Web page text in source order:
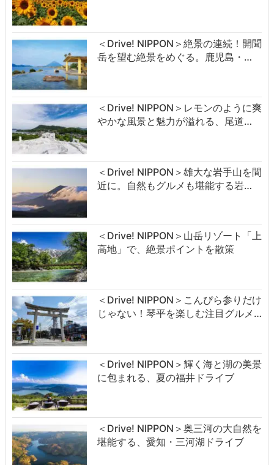
＜Drive! NIPPON＞絶景の連続！開聞
岳を望む絶景をめぐる。鹿児島・…
＜Drive! NIPPON＞レモンのように爽
やかな風景と魅力が溢れる、尾道…
＜Drive! NIPPON＞雄大な岩手山を間
近に。自然もグルメも堪能する岩…
＜Drive! NIPPON＞山岳リゾート「上
高地」で、絶景ポイントを散策
＜Drive! NIPPON＞こんぴら参りだけ
じゃない！琴平を楽しむ注目グルメ…
＜Drive! NIPPON＞輝く海と湖の美景
に包まれる、夏の福井ドライブ
＜Drive! NIPPON＞奥三河の大自然を
堪能する、愛知・三河湖ドライブ